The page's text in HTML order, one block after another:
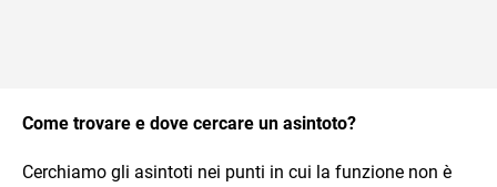
Come trovare e dove cercare un asintoto?
Cerchiamo gli asintoti nei punti in cui la funzione non è